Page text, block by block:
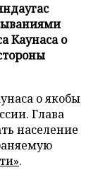
Каунаса о
о якобы
Глава
население
.